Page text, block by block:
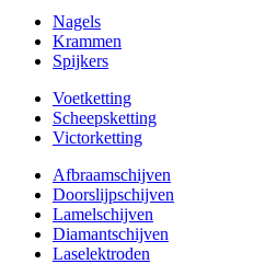
Nagels
Krammen
Spijkers
Voetketting
Scheepsketting
Victorketting
Afbraamschijven
Doorslijpschijven
Lamelschijven
Diamantschijven
Laselektroden